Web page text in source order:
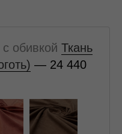
обивкой Ткань
— 24 440